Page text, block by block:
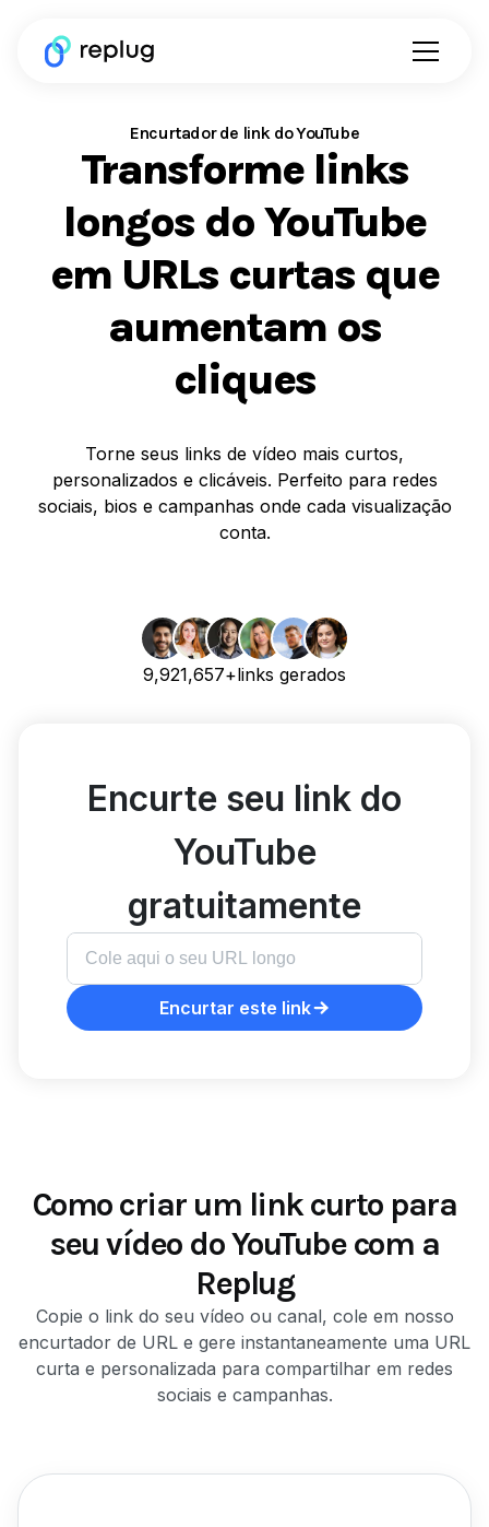
Encurtador de link do YouTube
Transforme links
longos do YouTube
em URLs curtas que
aumentam os
cliques
Torne seus links de vídeo mais curtos,
personalizados e clicáveis. Perfeito para redes
sociais, bios e campanhas onde cada visualização
conta.
9,921,657+links gerados
Encurte seu link do
YouTube
gratuitamente
Encurtar este link
Como criar um link curto para
seu vídeo do YouTube com a
Replug
Copie o link do seu vídeo ou canal, cole em nosso
encurtador de URL e gere instantaneamente uma URL
curta e personalizada para compartilhar em redes
sociais e campanhas.